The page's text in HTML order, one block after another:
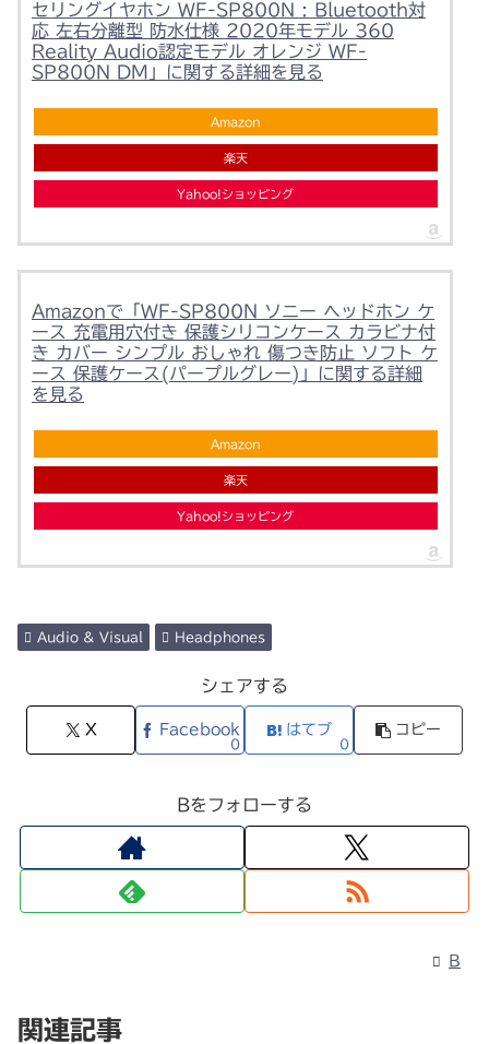
セリングイヤホン WF-SP800N : Bluetooth対
応 左右分離型 防水仕様 2020年モデル 360
Reality Audio認定モデル オレンジ WF-
SP800N DM」に関する詳細を見る
Amazon
楽天
Yahoo!ショッピング
Amazonで「WF-SP800N ソニー ヘッドホン ケ
ース 充電用穴付き 保護シリコンケース カラビナ付
き カバー シンプル おしゃれ 傷つき防止 ソフト ケ
ース 保護ケース(パープルグレー)」に関する詳細
を見る
Amazon
楽天
Yahoo!ショッピング
Audio & Visual Headphones
シェアする
X Facebook
0
はてブ
0
コピー
Bをフォローする
B
関連記事